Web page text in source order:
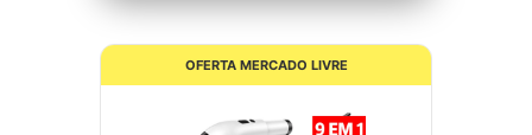
OFERTA MERCADO LIVRE